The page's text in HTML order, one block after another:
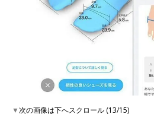
▼次の画像は下へスクロール (13/15)